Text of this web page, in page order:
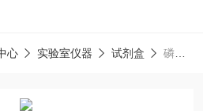
心 实验室仪器 试剂盒 磷酸盐测定试剂盒